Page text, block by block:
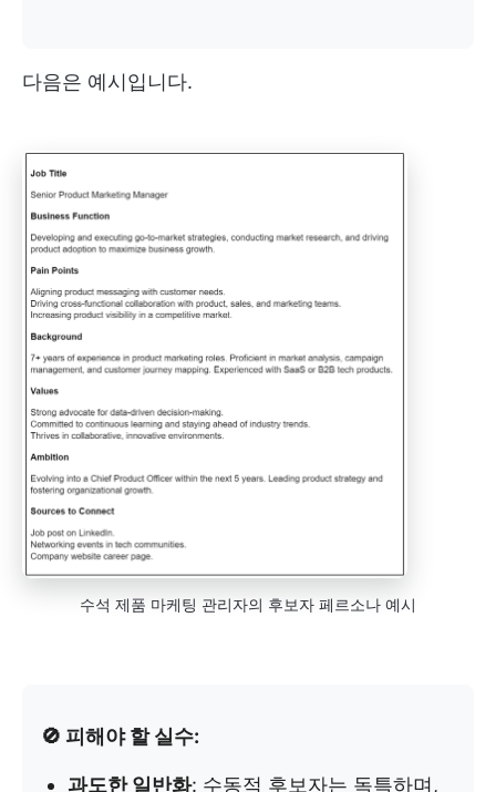
다음은 예시입니다.
수석 제품 마케팅 관리자의 후보자 페르소나 예시
🚫 피해야 할 실수:
과도한 일반화: 수동적 후보자는 독특하며,